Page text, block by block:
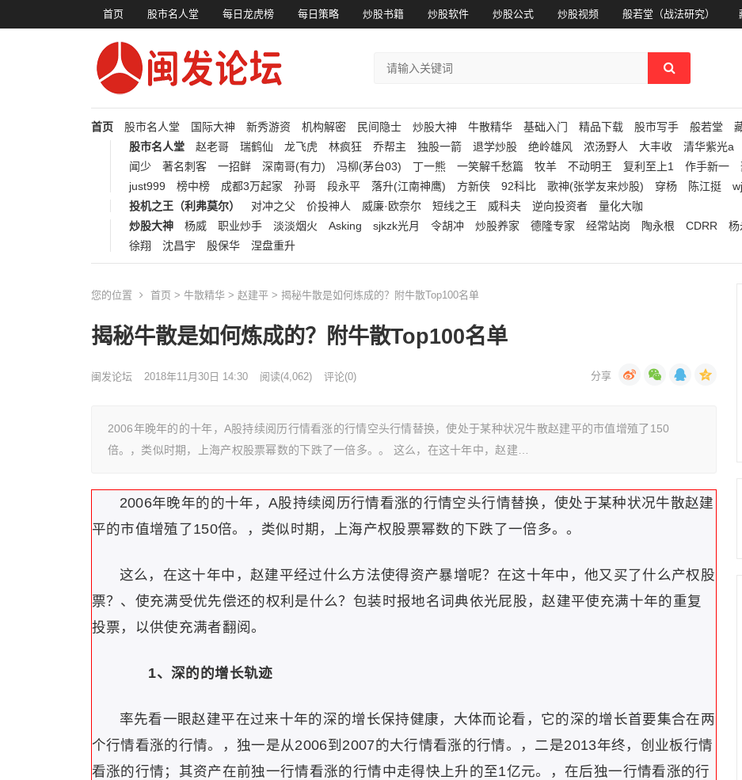
首页 股市名人堂 每日龙虎榜 每日策略 炒股书籍 炒股软件 炒股公式 炒股视频 般若堂（战法研究）
首页 股市名人堂 国际大神 新秀游资 机构解密 民间隐士 炒股大神 牛散精华 基础入门 精品下载 股市写手 般若堂
股市名人堂
赵老哥 瑞鹤仙 龙飞虎 林疯狂 乔帮主 独股一箭 退学炒股 绝岭雄风 浓汤野人 大丰收 清华紫光a
闻少
著名刺客 一招鲜 深南哥(有力) 冯柳(茅台03) 丁一熊 一笑解千愁篇 牧羊 不动明王 复利至上1 作手新一
just999
榜中榜 成都3万起家 孙哥 段永平 落升(江南神鹰) 方新侠 92科比 歌神(张学友来炒股) 穿杨 陈江挺
投机之王（利弗莫尔）
对冲之父 价投神人 威廉·欧奈尔 短线之王 威科夫 逆向投资者
量化大咖
炒股大神
杨威 职业炒手 淡淡烟火 Asking sjkzk光月 令胡冲 炒股养家 德隆专家 经常站岗 陶永根 CDRR 杨
徐翔
沈昌宇 殷保华 涅盘重升
您的位置 首页 > 牛散精华> 赵建平 > 揭秘牛散是如何炼成的？附牛散Top100名单
揭秘牛散是如何炼成的？附牛散Top100名单
闽发论坛 2018年11月30日 14:30 阅读(4,062) 评论(0)
2006年晚年的的十年，A股持续阅历行情看涨的行情空头行情替换，使处于某种状况牛散赵建平的市值增殖了150
倍。，类似时期，上海产权股票幂数的下跌了一倍多。。 这么，在这十年中，赵建…
2006年晚年的的十年，A股持续阅历行情看涨的行情空头行情替换，使处于某种状况牛散赵建
平的市值增殖了150倍。，类似时期，上海产权股票幂数的下跌了一倍多。。
这么，在这十年中，赵建平经过什么方法使得资产暴增呢？在这十年中，他又买了什么产权股
票？、使充满受优先偿还的权利是什么？包装时报地名词典依光屁股，赵建平使充满十年的重复
投票，以供使充满者翻阅。
1、深的的增长轨迹
率先看一眼赵建平在过来十年的深的增长保持健康，大体而论看，它的深的增长首要集合在两
个行情看涨的行情。，独一是从2006到2007的大行情看涨的行情。，二是2013年终，创业板行情
看涨的行情；其资产在前独一行情看涨的行情中走得快上升的至1亿元。，在后独一行情看涨的行